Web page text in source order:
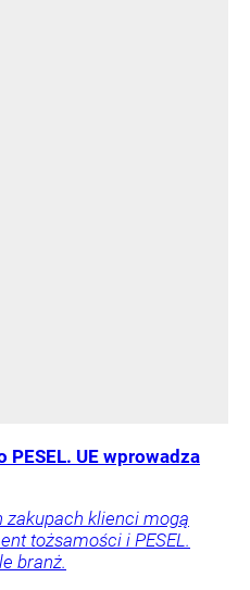
UE wprowadza
klienci mogą
tożsamości i PESEL.
branż.